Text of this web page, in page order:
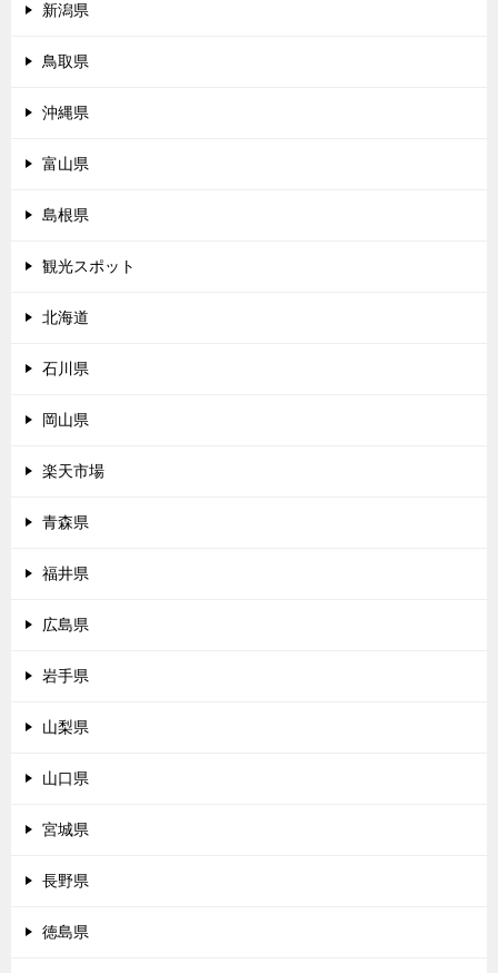
新潟県
鳥取県
沖縄県
富山県
島根県
観光スポット
北海道
石川県
岡山県
楽天市場
青森県
福井県
広島県
岩手県
山梨県
山口県
宮城県
長野県
徳島県